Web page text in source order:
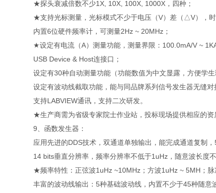
★探头衰减倍数不少1X, 10X, 100X, 1000X，四种；
★支持光标测量，光标模式不少于电压（V）差（△V），
内置6位硬件频率计，可测量2Hz ~ 20MHz；
★设定有电流（A）测量功能，测量界限：100.0mA/V ~
USB Device & Host连接口；
设定有30种自动测量功能（功能数值为中文显露，方便学
设定有波动线截取功能，能与同品牌系列信号发生器无缝对
支持LABVIEW通讯，支持二次研发。
★生产商需为省级专家院士作业站，投标现场提供相应的资
9、函数发生器：
应用先进的DDS技术，双通道单独输出，能完成通道复制
14 bits垂直分辨率，频率分辨率不低于1uHz，随意波长度不
★频率特性：正弦波1uHz ~10MHz；方波1uHz ~ 5MH；
丰富的波动线输出：5种基础波动线，内置不少于45种随意